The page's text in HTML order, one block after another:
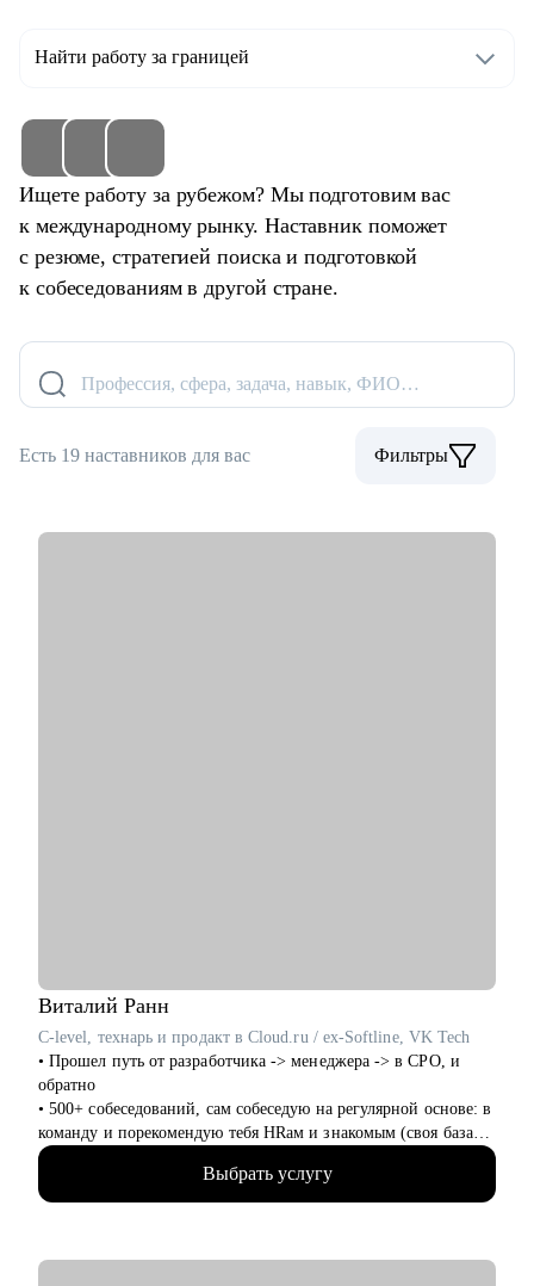
Найти работу за границей
Ищете работу за рубежом? Мы подготовим вас
к международному рынку. Наставник поможет
с резюме, стратегией поиска и подготовкой
к собеседованиям в другой стране.
Профессия, сфера, задача, навык, ФИО…
Есть 19 наставников для вас Фильтры
Виталий Ранн
C-level, технарь и продакт в Cloud.ru / ex-Softline, VK Tech
• Прошел путь от разработчика -> менеджера -> в CPO, и
обратно
• 500+ собеседований, сам собеседую на регулярной основе: в
команду и порекомендую тебя HRам и знакомым (своя база
100+ HRов и HR-tech компаний)
• CPO в облачном провайдере, в облаках 8+ лет
• Технический менеджер, 7+ лет, бывший разработчик
Выбрать услугу